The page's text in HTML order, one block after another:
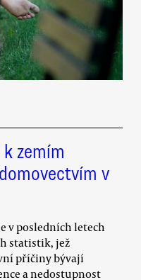
zemím
v
v posledních letech
statistik, jež
příčiny bývají
a nedostupnost